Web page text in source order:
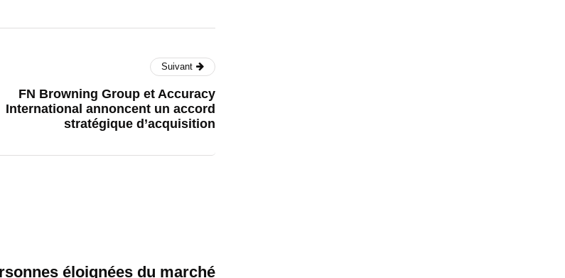
Suivant
FN Browning Group et Accuracy
International annoncent un accord
stratégique d’acquisition
éloignées du marché